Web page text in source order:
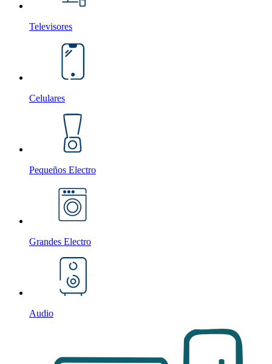
Televisores
Celulares
Pequeños Electro
Grandes Electro
Audio